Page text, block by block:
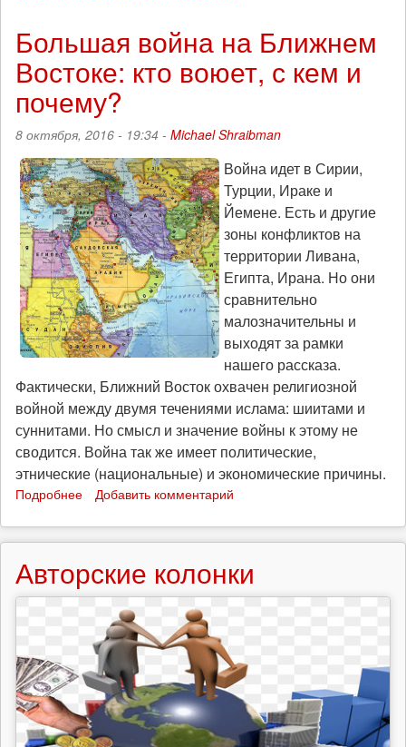
новых
на
Ближнем
Востоке
Большая война на Ближнем
Востоке: кто воюет, с кем и
почему?
8 октября, 2016 - 19:34 - Michael Shraibman
Война идет в Сирии,
Турции, Ираке и
Йемене. Есть и другие
зоны конфликтов на
территории Ливана,
Египта, Ирана. Но они
сравнительно
малозначительны и
выходят за рамки
нашего рассказа.
Фактически, Ближний Восток охвачен религиозной
войной между двумя течениями ислама: шиитами и
суннитами. Но смысл и значение войны к этому не
сводится. Война так же имеет политические,
этнические (национальные) и экономические причины.
Подробнее
война
на
Ближнем
Востоке:
кто
воюет,
кем
и
почему?
Добавить комментарий
Авторские колонки